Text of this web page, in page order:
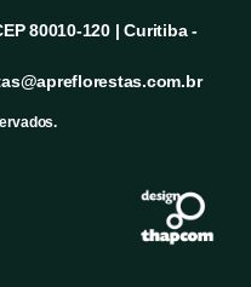
80010-120 | Curitiba -